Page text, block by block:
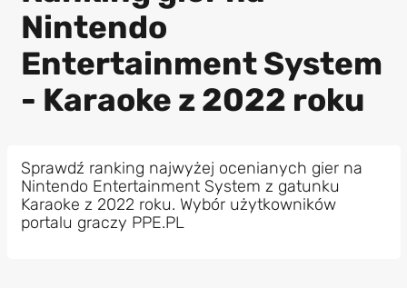
Nintendo
Entertainment System
- Karaoke z 2022 roku
Sprawdź ranking najwyżej ocenianych gier na
Nintendo Entertainment System z gatunku
Karaoke z 2022 roku. Wybór użytkowników
portalu graczy PPE.PL